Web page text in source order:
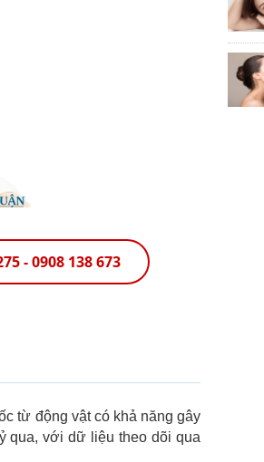
- 0908 138 673
từ động vật có khả năng gây
qua, với dữ liệu theo dõi qua